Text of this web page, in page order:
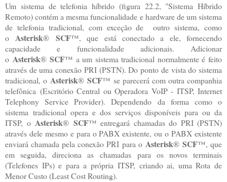
Um sistema de telefonia híbrido (figura 22.2, "Sistema Híbrido
Remoto) contém a mesma funcionalidade e hardware de um sistema
de telefonia tradicional, com exceção de outro sistema, como
oAsterisk® SCF™, que está conectado a ele, fornecendo
capacidade e funcionalidade adicionais. Adicionar
o Asterisk®SCF™ a um sistema tradicional normalmente é feito
através de uma conexão PRI (PSTN). Do ponto de vista do sistema
tradicional, oAsterisk®SCF™ se parecerá com outra companhia
telefônica (Escritório Central ou Operadora VoIP - ITSP, Internet
Telephony Service Provider). Dependendo da forma como o
sistema tradicional opera e dos serviços disponíveis para ou da
ITSP, o Asterisk® SCF™ entregará chamadas do PRI (PSTN)
através dele mesmo e para o PABX existente, ou o PABX existente
enviará chamada pela conexão PRI para o Asterisk® SCF™, que
em seguida, direciona as chamadas para os novos terminais
(Telefones IPs) e para a própria ITSP, criando ai, uma Rota de
Menor Custo (Least Cost Routing).